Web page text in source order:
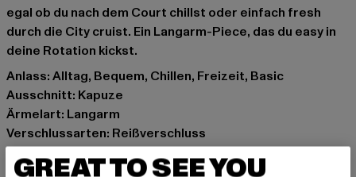
egal ob du nach dem Court chillst oder einfach fresh
durch die City cruist. Ein Langarm-Piece, das du easy in
deine Rotation kickst.
Anlass: Alltag, Bequem, Chillen, Freizeit, Basic
Ausschnitt: Kapuze
Ärmelart: Langarm
Verschlussarten: Reißverschluss
Schnitt: Normal
Marke: Karl Kani
GREAT TO SEE YOU